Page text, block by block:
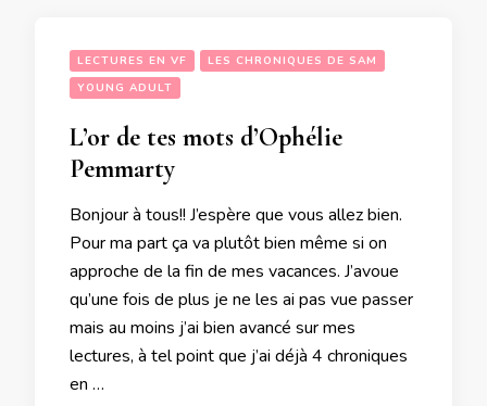
LECTURES EN VF
LES CHRONIQUES DE SAM
YOUNG ADULT
L’or de tes mots d’Ophélie
Pemmarty
Bonjour à tous!! J’espère que vous allez bien.
Pour ma part ça va plutôt bien même si on
approche de la fin de mes vacances. J’avoue
qu’une fois de plus je ne les ai pas vue passer
mais au moins j’ai bien avancé sur mes
lectures, à tel point que j’ai déjà 4 chroniques
en …